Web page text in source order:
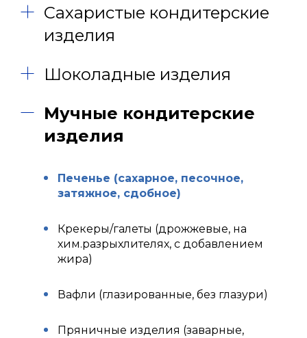
Сахаристые кондитерские
изделия
Шоколадные изделия
Мучные кондитерские
изделия
Печенье (сахарное, песочное,
затяжное, сдобное)
Крекеры/галеты (дрожжевые, на
хим.разрыхлителях, с добавлением
жира)
Вафли (глазированные, без глазури)
Пряничные изделия (заварные,